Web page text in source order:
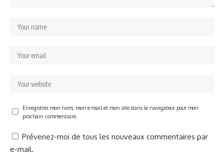
Enregistrer mon nom, mon e-mail et mon site dans le navigateur pour mon
prochain commentaire.
Prévenez-moi de tous les nouveaux commentaires par
e-mail.